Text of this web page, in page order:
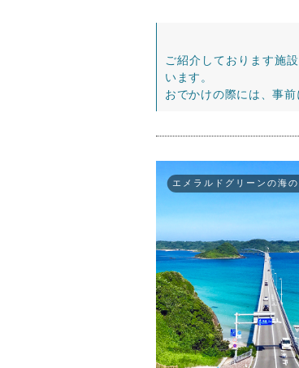
ご紹介しております施
います。
おでかけの際には、事
エメラルドグリーンの海の